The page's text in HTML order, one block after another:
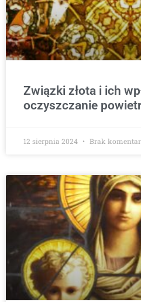
Związki złota i ich
oczyszczanie
12 sierpnia 2024 Brak